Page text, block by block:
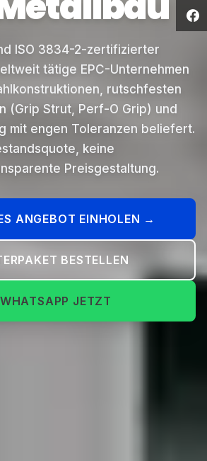
ISO 3834-2-zertifizierter
tätige EPC-Unternehmen
rutschfesten
(Grip Strut, Perf-O Grip) und
mit engen Toleranzen beliefert.
keine
Preisgestaltung.
ANGEBOT EINHOLEN →
BESTELLEN
WHATSAPP JETZT